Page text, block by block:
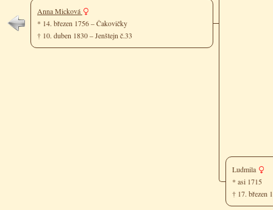
Anna Micková
* 14. březen 1756 – Čakovičky
† 10. duben 1830 – Jenštejn č.33
Ludmila
* asi 1715
† 17. březen